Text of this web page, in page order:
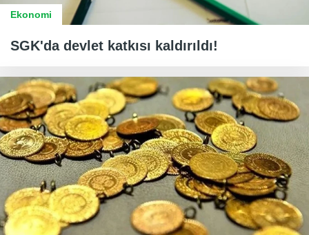
Ekonomi
SGK'da devlet katkısı kaldırıldı!